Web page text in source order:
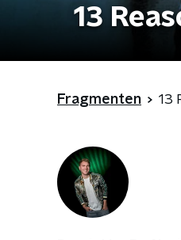
13
Fragmenten 13